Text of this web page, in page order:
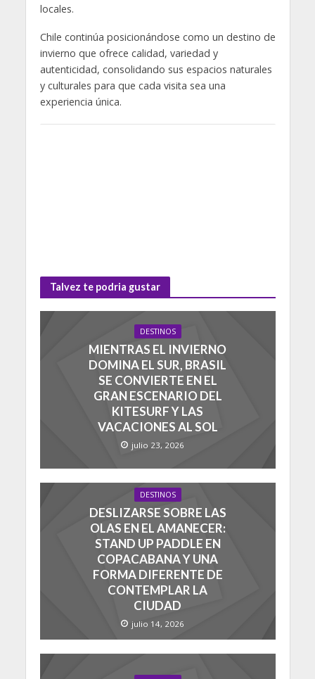
locales.
Chile continúa posicionándose como un destino de
invierno que ofrece calidad, variedad y
autenticidad, consolidando sus espacios naturales
y culturales para que cada visita sea una
experiencia única.
Talvez te podria gustar
DESTINOS
MIENTRAS EL INVIERNO
DOMINA EL SUR, BRASIL
SE CONVIERTE EN EL
GRAN ESCENARIO DEL
KITESURF Y LAS
VACACIONES AL SOL
julio 23, 2026
DESTINOS
DESLIZARSE SOBRE LAS
OLAS EN EL AMANECER:
STAND UP PADDLE EN
COPACABANA Y UNA
FORMA DIFERENTE DE
CONTEMPLAR LA
CIUDAD
julio 14, 2026